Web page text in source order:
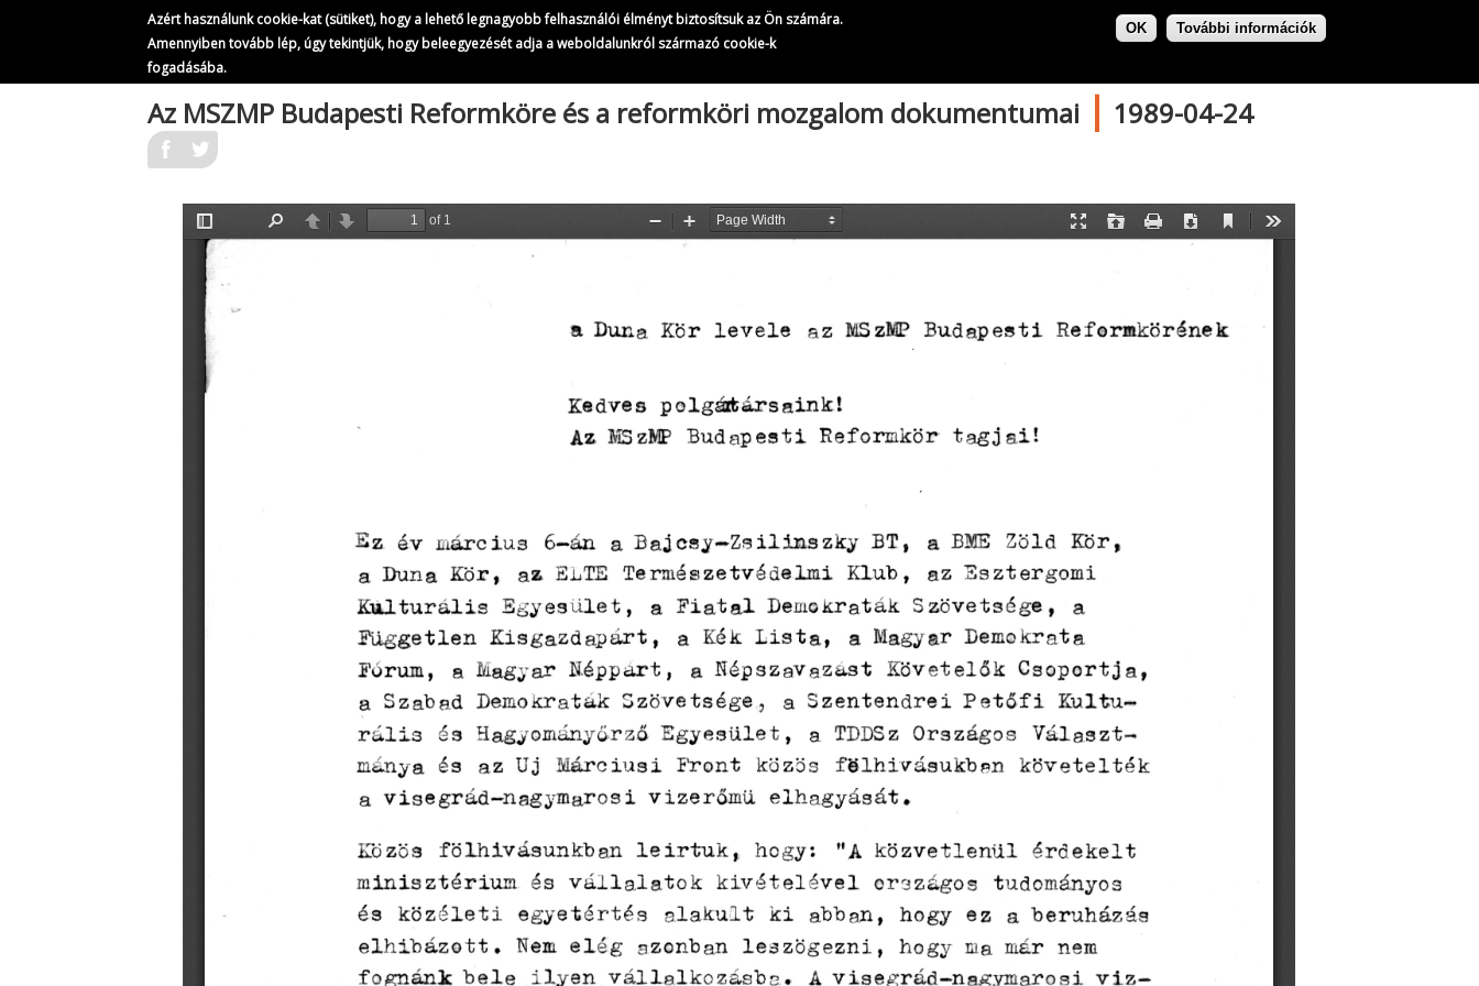
Azért használunk cookie-kat (sütiket), hogy a lehető legnagyobb felhasználói élményt biztosítsuk az Ön számára.
Amennyiben tovább lép, úgy tekintjük, hogy beleegyezését adja a weboldalunkról származó cookie-k
fogadásába.
OK További információk
Az MSZMP Budapesti Reformköre és a reformköri mozgalom dokumentumai
49/158
Az MSZMP Budapesti Reformköre és a reformköri mozgalom dokumentumai | 1989-04-24